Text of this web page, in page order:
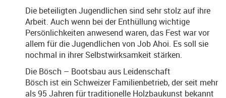
Die beteiligten Jugendlichen sind sehr stolz auf ihre
Arbeit. Auch wenn bei der Enthüllung wichtige
Persönlichkeiten anwesend waren, das Fest war vor
allem für die Jugendlichen von Job Ahoi. Es soll sie
nochmal in ihrer Selbstwirksamkeit stärken.
Die Bösch – Bootsbau aus Leidenschaft
Bösch ist ein Schweizer Familienbetrieb, der seit mehr
als 95 Jahren für traditionelle Holzbaukunst bekannt